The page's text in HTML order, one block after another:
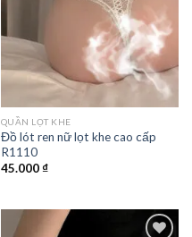
QUẦN LỌT KHE
Đồ lót ren nữ lọt khe cao cấp
R1110
45.000₫